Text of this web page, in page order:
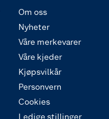
Om oss
Nyheter
Våre merkevarer
Våre kjeder
Kjøpsvilkår
Personvern
Cookies
Ledige stillinger